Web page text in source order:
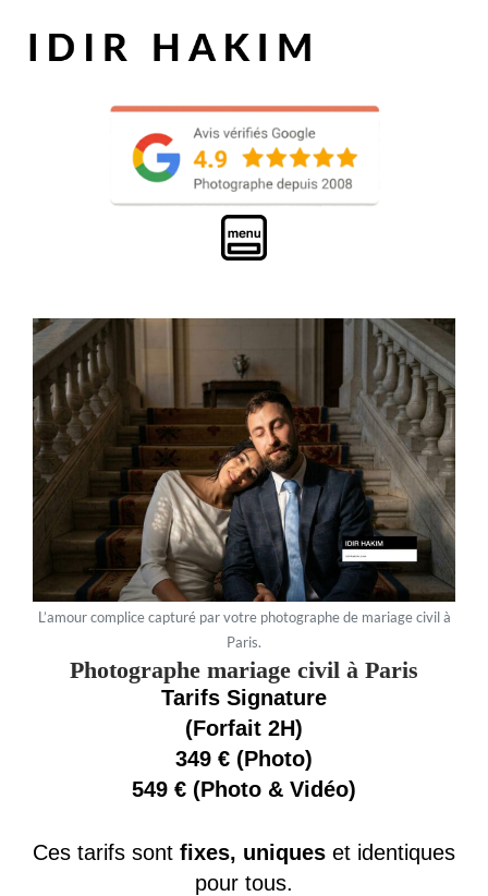
L’amour complice capturé par votre photographe de mariage civil à
Paris.
Photographe mariage civil à Paris
Tarifs Signature
(Forfait 2H)
349 € (Photo)
549 € (Photo & Vidéo)
Ces tarifs sont fixes, uniques et identiques
pour tous.